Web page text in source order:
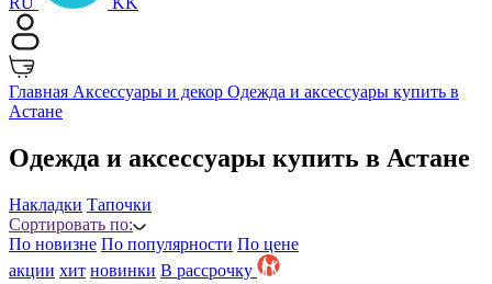
Главная Аксессуары и декор Одежда и аксессуары купить в
Астане
Одежда и аксессуары купить в Астане
Накладки Тапочки
Сортировать по:
По новизне По популярности По цене
акции хит новинки B рассрочку